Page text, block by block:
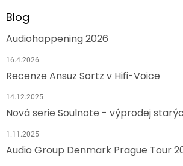
Blog
Audiohappening 2026
16.4.2026
Recenze Ansuz Sortz v Hifi-Voice
14.12.2025
Nová serie Soulnote - výprodej
1.11.2025
Audio Group Denmark Prague Tour